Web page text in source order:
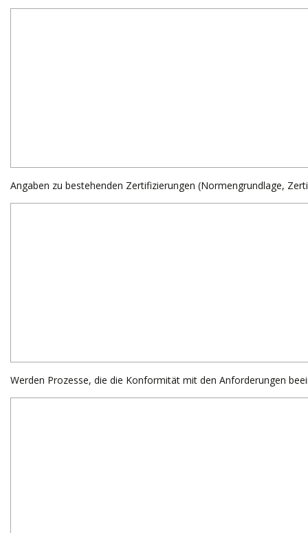
Angaben zu bestehenden Zertifizierungen (Normengrundlage,
Werden Prozesse, die die Konformität mit den Anforderungen